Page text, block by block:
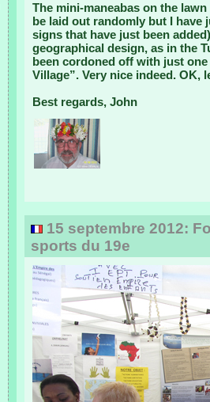
The mini-maneabas on the
be laid out randomly but I have
signs that have just been
geographical design, as in the
been cordoned off with just
Village”. Very nice indeed. OK,
Best regards, John
15 septembre 2012:
sports du 19e